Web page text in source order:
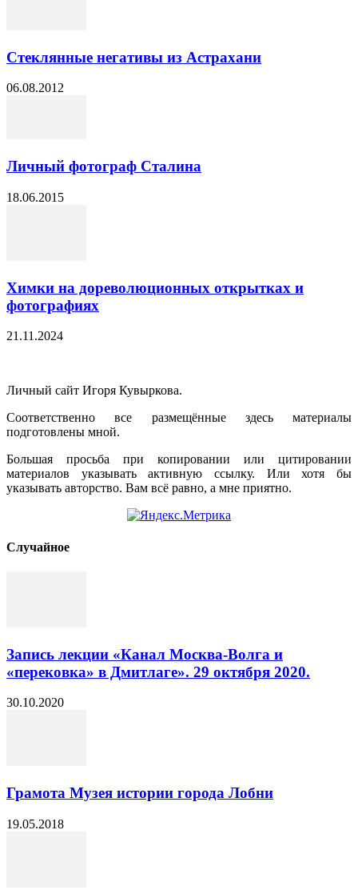
Стеклянные негативы из Астрахани
06.08.2012
Личный фотограф Сталина
18.06.2015
Химки на дореволюционных открытках и
фотографиях
21.11.2024
Личный сайт Игоря Кувыркова.
Соответственно все размещённые здесь материалы
подготовлены мной.
Большая просьба при копировании или цитировании
материалов указывать активную ссылку. Или хотя бы
указывать авторство. Вам всё равно, а мне приятно.
Cлучайное
Запись лекции «Канал Москва-Волга и
«перековка» в Дмитлаге». 29 октября 2020.
30.10.2020
Грамота Музея истории города Лобни
19.05.2018